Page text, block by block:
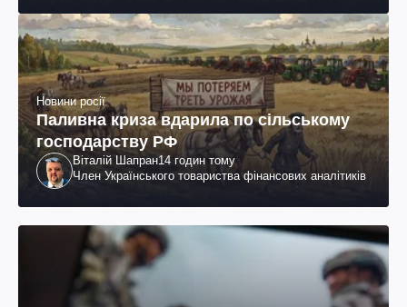
Новини росії
Паливна криза вдарила по сільському
господарству РФ
Віталій Шапран14 годин тому
Член Українського товариства фінансових аналітиків